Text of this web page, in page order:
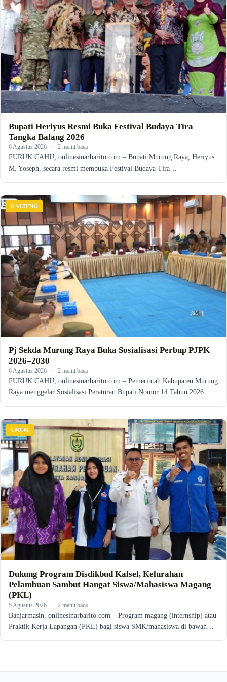
Bupati Heriyus Resmi Buka Festival Budaya Tira
Tangka Balang 2026
6 Agustus 2026 · 2 menit baca
PURUK CAHU, onlinesinarbarito.com – Bupati Murung Raya, Heriyus
M. Yoseph, secara resmi membuka Festival Budaya Tira…
KALTENG
Pj Sekda Murung Raya Buka Sosialisasi Perbup PJPK
2026–2030
6 Agustus 2026 · 2 menit baca
PURUK CAHU, onlinesinarbarito.com – Pemerintah Kabupaten Murung
Raya menggelar Sosialisasi Peraturan Bupati Nomor 14 Tahun 2026…
UMUM
Dukung Program Disdikbud Kalsel, Kelurahan
Pelambuan Sambut Hangat Siswa/Mahasiswa Magang
(PKL)
5 Agustus 2026 · 2 menit baca
Banjarmasin, onlinesinarbarito.com – Program magang (internship) atau
Praktik Kerja Lapangan (PKL) bagi siswa SMK/mahasiswa di bawah…